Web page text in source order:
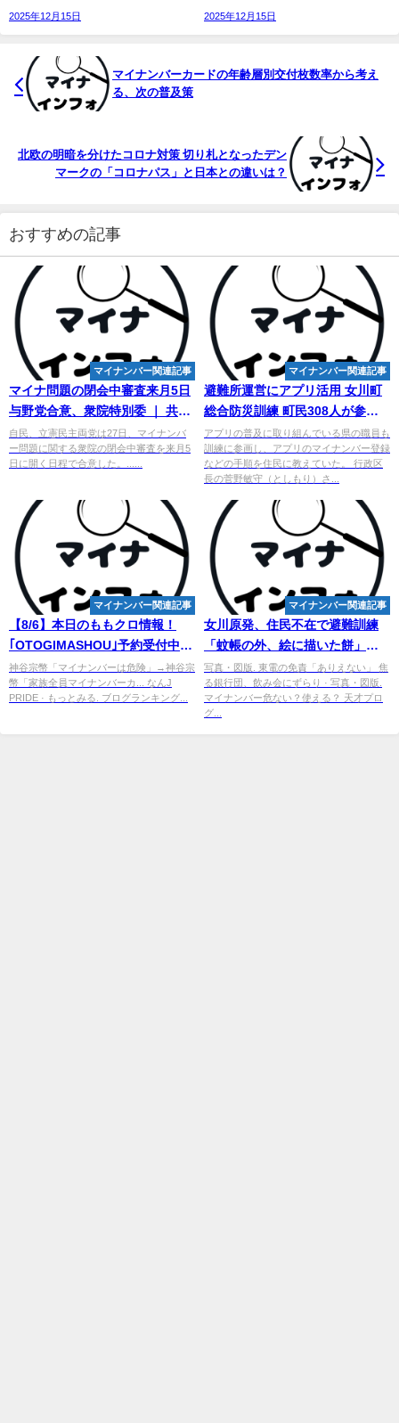
2025年12月15日 2025年12月15日
マイナンバーカードの年齢層別交付枚数率から考え
る、次の普及策
北欧の明暗を分けたコロナ対策 切り札となったデン
マークの「コロナパス」と日本との違いは？
おすすめの記事
マイナンバー関連記事
マイナ問題の閉会中審査来月5日
与野党合意、衆院特別委 ｜ 共同
通信 - Nordot
自民、立憲民主両党は27日、マイナンバ
ー問題に関する衆院の閉会中審査を来月5
日に開く日程で合意した。......
マイナンバー関連記事
避難所運営にアプリ活用 女川町
総合防災訓練 町民308人が参加 |
河北新報オンライン
アプリの普及に取り組んでいる県の職員も
訓練に参画し、アプリのマイナンバー登録
などの手順を住民に教えていた。 行政区
長の菅野敏守（としもり）さ...
マイナンバー関連記事
【8/6】本日のももクロ情報！
｢OTOGIMASHOU｣予約受付中！
れに姫ショート動画公開！｢夏の
バカ ...
神谷宗幣「マイナンバーは危険」→神谷宗
幣「家族全員マイナンバーカ... なんJ
PRIDE · もっとみる. ブログランキング...
マイナンバー関連記事
女川原発、住民不在で避難訓練
「蚊帳の外、絵に描いた餅」と
の声も - 朝日新聞デジタル
写真・図版. 東電の免責「ありえない」 焦
る銀行団、飲み会にずらり · 写真・図版.
マイナンバー危ない？使える？ 天才プロ
グ...